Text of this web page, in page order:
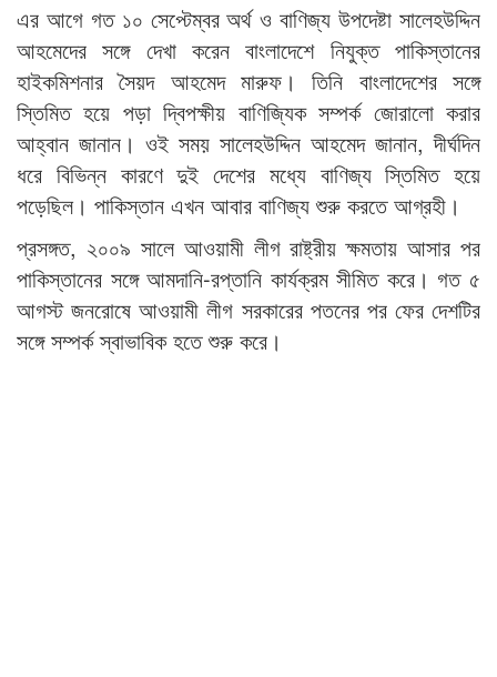
এর আগে গত ১০ সেপ্টেম্বর অর্থ ও বাণিজ্য উপদেষ্টা সালেহউদ্দিন
আহমেদের সঙ্গে দেখা করেন বাংলাদেশে নিযুক্ত পাকিস্তানের
হাইকমিশনার সৈয়দ আহমেদ মারুফ। তিনি বাংলাদেশের সঙ্গে
স্তিমিত হয়ে পড়া দ্বিপক্ষীয় বাণিজ্যিক সম্পর্ক জোরালো করার
আহ্বান জানান। ওই সময় সালেহউদ্দিন আহমেদ জানান, দীর্ঘদিন
ধরে বিভিন্ন কারণে দুই দেশের মধ্যে বাণিজ্য স্তিমিত হয়ে
পড়েছিল। পাকিস্তান এখন আবার বাণিজ্য শুরু করতে আগ্রহী।
প্রসঙ্গত, ২০০৯ সালে আওয়ামী লীগ রাষ্ট্রীয় ক্ষমতায় আসার পর
পাকিস্তানের সঙ্গে আমদানি-রপ্তানি কার্যক্রম সীমিত করে। গত ৫
আগস্ট জনরোষে আওয়ামী লীগ সরকারের পতনের পর ফের দেশটির
সঙ্গে সম্পর্ক স্বাভাবিক হতে শুরু করে।